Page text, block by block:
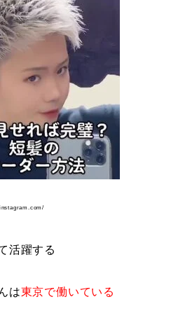
活躍する
は東京で働いている